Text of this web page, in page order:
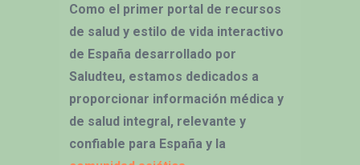
Como el primer portal de recursos
de salud y estilo de vida interactivo
de España desarrollado por
Saludteu, estamos dedicados a
proporcionar información médica y
de salud integral, relevante y
confiable para España y la